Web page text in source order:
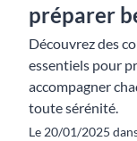
préparer
Découvrez des
essentiels pour
accompagner
toute sérénité.
Le 20/01/2025